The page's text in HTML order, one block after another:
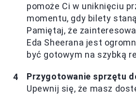
pomoże Ci w uniknięciu
momentu, gdy bilety
Pamiętaj, że
Eda Sheerana jest
być gotowym na szybką
Przygotowanie sprzętu
Upewnij się, że masz